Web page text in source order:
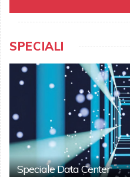
SPECIALI
Speciale Data Center